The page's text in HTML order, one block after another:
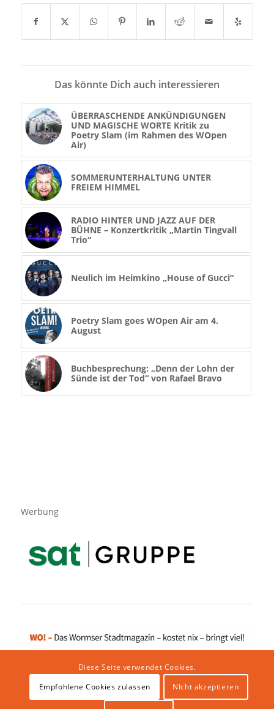
Das könnte Dich auch interessieren
ÜBERRASCHENDE ANKÜNDIGUNGEN
UND MAGISCHE WORTE Kritik zu
Poetry Slam (im Rahmen des WOpen
Air)
SOMMERUNTERHALTUNG UNTER
FREIEM HIMMEL
RADIO HINTER UND JAZZ AUF DER
BÜHNE – Konzertkritik „Martin Tingvall
Trio“
Neulich im Heimkino „House of Gucci“
Poetry Slam goes WOpen Air am 4.
August
Buchbesprechung: „Denn der Lohn der
Sünde ist der Tod“ von Rafael Bravo
Werbung
Impressum|Datenschutzerklärung|Website von klicklabor.de|
Diese Seite verwendet Cookies.
Empfohlene Cookies zulassen
NIcht akzeptieren